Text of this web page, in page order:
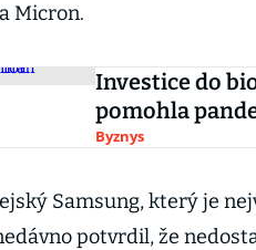
Micron.
Investice do
pomohla
Byznys
Samsung, který je
potvrdil, že